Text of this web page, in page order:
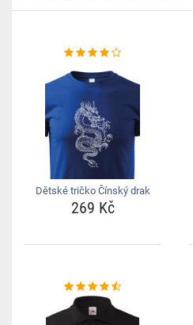
Dětské tričko Čínský drak
269 Kč